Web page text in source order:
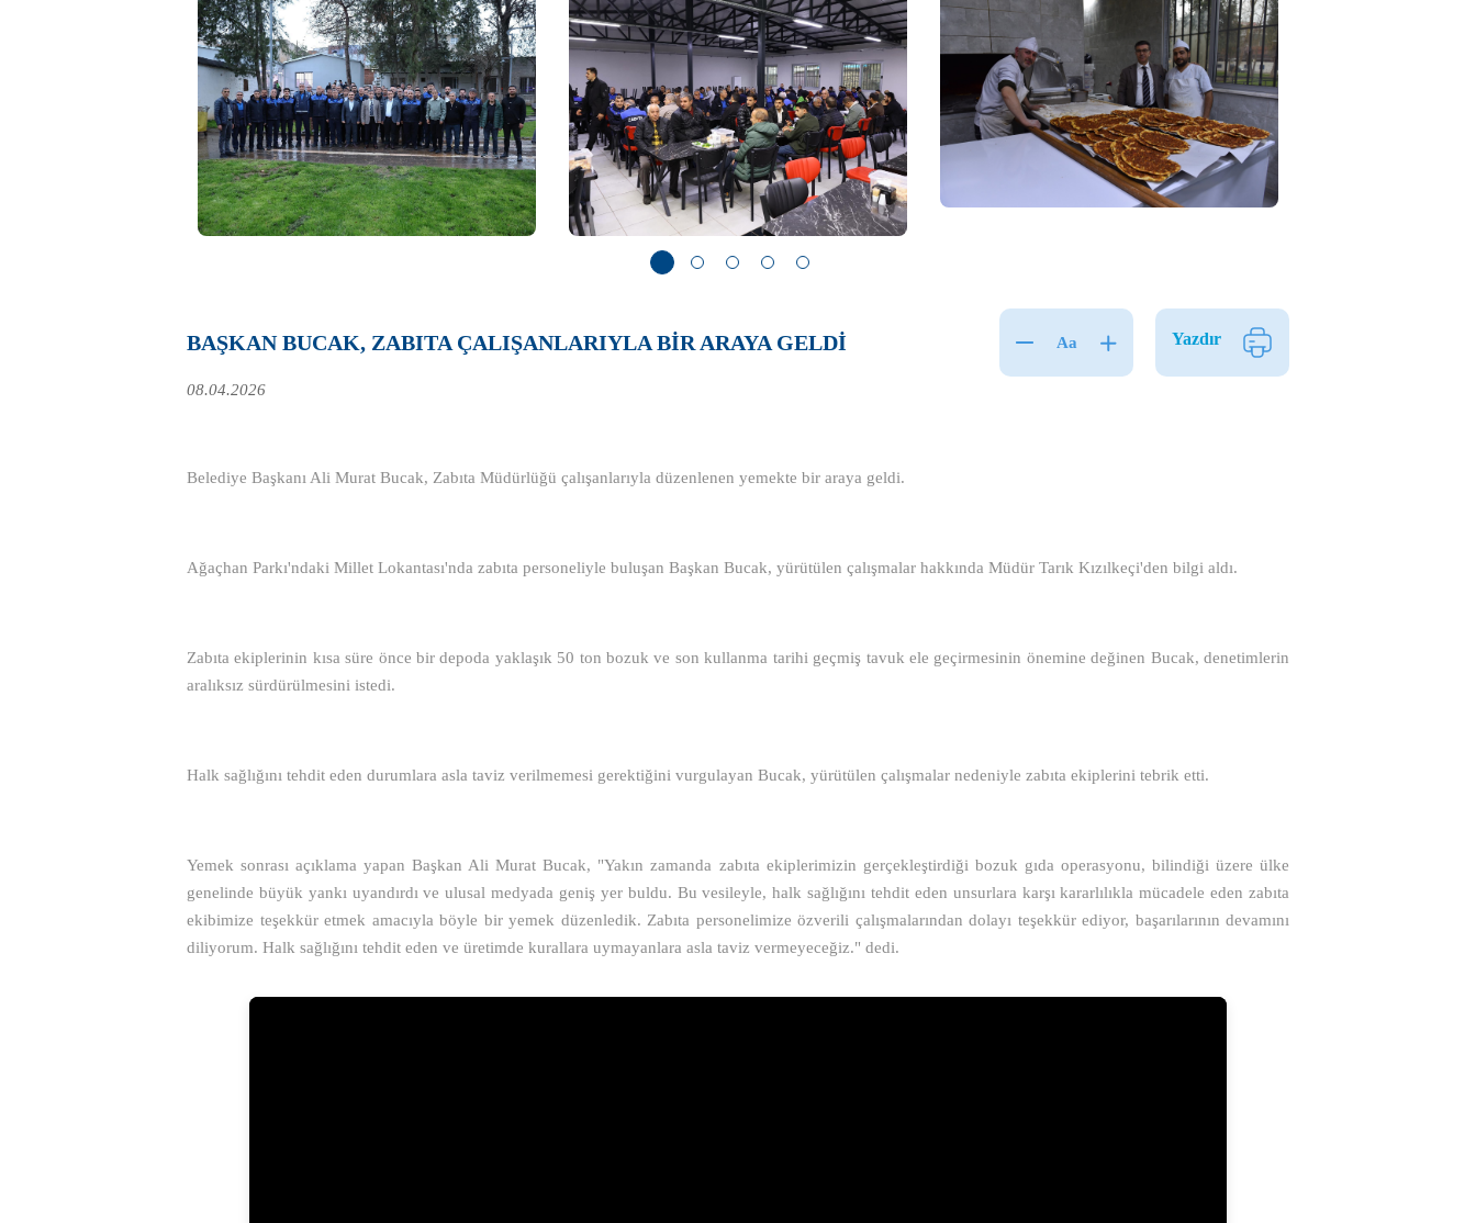
BAŞKAN BUCAK, ZABITA ÇALIŞANLARIYLA BİR ARAYA GELDİ Aa Yazdır
08.04.2026
Belediye Başkanı Ali Murat Bucak, Zabıta Müdürlüğü çalışanlarıyla düzenlenen yemekte bir araya geldi.
Ağaçhan Parkı'ndaki Millet Lokantası'nda zabıta personeliyle buluşan Başkan Bucak, yürütülen çalışmalar hakkında Müdür Tarık Kızılkeçi'den bilgi aldı.
Zabıta ekiplerinin kısa süre önce bir depoda yaklaşık 50 ton bozuk ve son kullanma tarihi geçmiş tavuk ele geçirmesinin önemine değinen Bucak, denetimlerin
aralıksız sürdürülmesini istedi.
Halk sağlığını tehdit eden durumlara asla taviz verilmemesi gerektiğini vurgulayan Bucak, yürütülen çalışmalar nedeniyle zabıta ekiplerini tebrik etti.
Yemek sonrası açıklama yapan Başkan Ali Murat Bucak, "Yakın zamanda zabıta ekiplerimizin gerçekleştirdiği bozuk gıda operasyonu, bilindiği üzere ülke
genelinde büyük yankı uyandırdı ve ulusal medyada geniş yer buldu. Bu vesileyle, halk sağlığını tehdit eden unsurlara karşı kararlılıkla mücadele eden zabıta
ekibimize teşekkür etmek amacıyla böyle bir yemek düzenledik. Zabıta personelimize özverili çalışmalarından dolayı teşekkür ediyor, başarılarının devamını
diliyorum. Halk sağlığını tehdit eden ve üretimde kurallara uymayanlara asla taviz vermeyeceğiz." dedi.